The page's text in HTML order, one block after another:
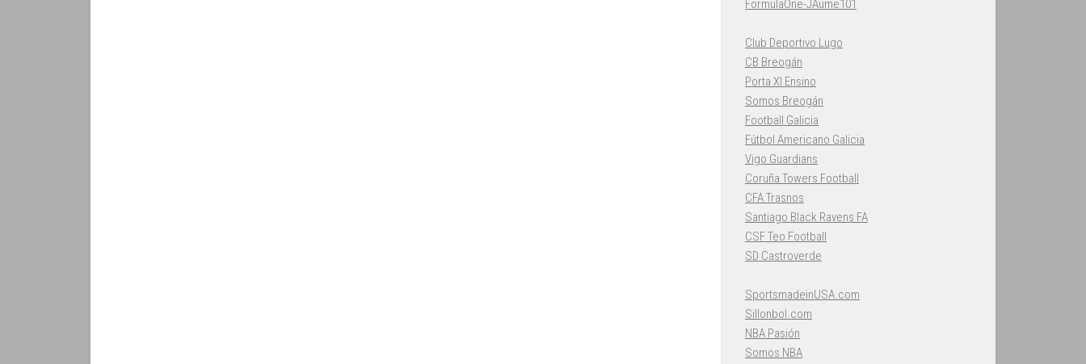
FormulaOne-JAume101
Club Deportivo Lugo
CB Breogán
Porta XI Ensino
Somos Breogán
Football Galicia
Fútbol Americano Galicia
Vigo Guardians
Coruña Towers Football
CFA Trasnos
Santiago Black Ravens FA
CSF Teo Football
SD Castroverde
SportsmadeinUSA.com
Sillonbol.com
NBA Pasión
Somos NBA